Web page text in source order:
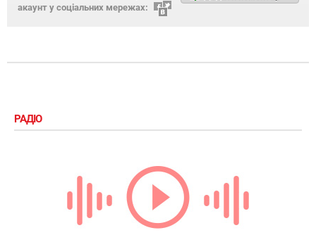
акаунт у соціальних мережах:
РАДІО